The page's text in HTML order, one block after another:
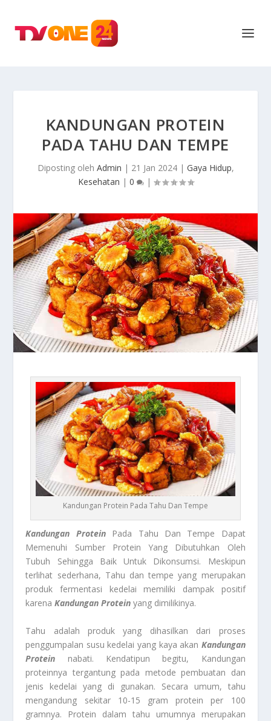
KANDUNGAN PROTEIN
PADA TAHU DAN TEMPE
Diposting oleh Admin | 21 Jan 2024| Gaya Hidup,
Kesehatan | 0 |
Kandungan Protein Pada Tahu Dan Tempe
Kandungan ProteinPada Tahu Dan Tempe Dapat
Memenuhi Sumber Protein Yang Dibutuhkan Oleh
Tubuh Sehingga Baik Untuk Dikonsumsi. Meskipun
terlihat sederhana, Tahu dan tempe yang merupakan
produk fermentasi kedelai memiliki dampak positif
karenaKandungan Protein yang dimilikinya.
Tahu adalah produk yang dihasilkan dari proses
penggumpalan susu kedelai yang kaya akan Kandungan
Protein nabati. Kendatipun begitu, Kandungan
proteinnya tergantung pada metode pembuatan dan
jenis kedelai yang di gunakan. Secara umum, tahu
mengandung sekitar 10-15 gram protein per 100
gramnya. Protein dalam tahu umumnya merupakan